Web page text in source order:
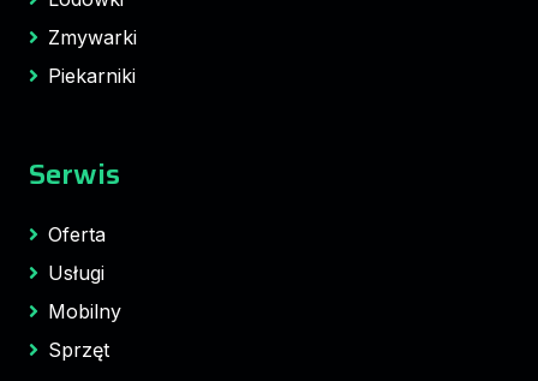
Zmywarki
Piekarniki
Serwis
Oferta
Usługi
Mobilny
Sprzęt